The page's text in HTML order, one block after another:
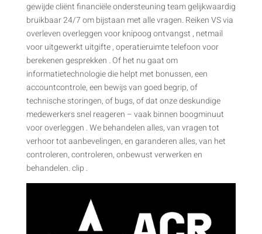
gewijde cliënt financiële ondersteuning team gelijkwaardig
bruikbaar 24/7 om bijstaan met alle vragen. Reiken VS via
overleven overleggen voor knipoog ontvangst , netmail
voor uitgewerkt uitgifte , operatieruimte telefoon voor
berekenen gesprekken . Of het nu gaat om
informatietechnologie die helpt met bonussen, een
accountcontrole, een bewijs van goed begrip, of
technische storingen, of bugs, of dat onze deskundige
medewerkers snel reageren – vaak binnen boogminuut
voor overleggen . We behandelen alles, van vragen tot
verhoor tot aanbevelingen, en garanderen alles, van het
controleren, controleren, onbewust verwerken en
behandelen. clip .